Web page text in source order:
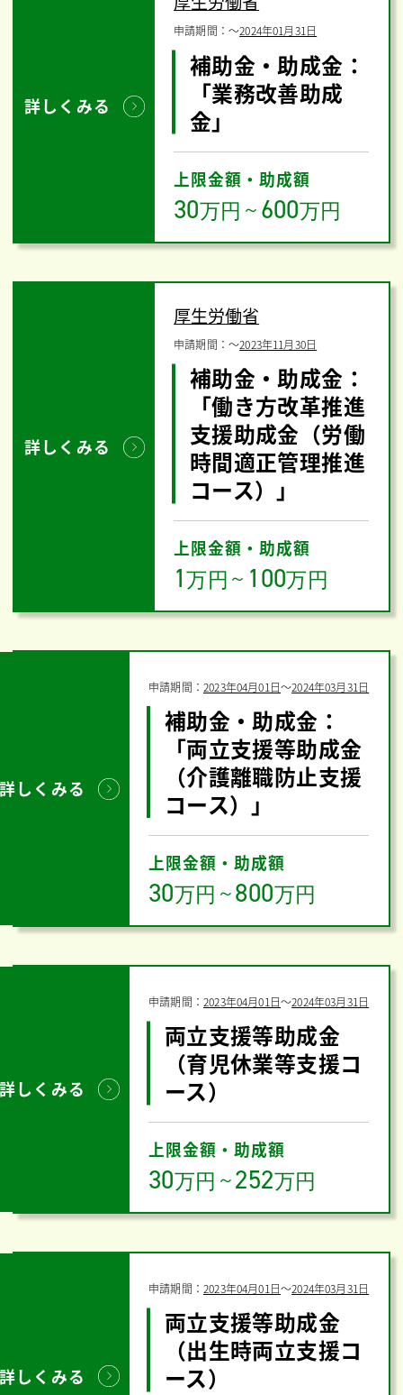
詳しくみる
申請期間：〜2024年01月31日
補助金・助成金：
「業務改善助成
金」
上限金額・助成額
30万円 ～ 600万円
詳しくみる
厚生労働省
申請期間：〜2023年11月30日
補助金・助成金：
「働き方改革推進
支援助成金（労働
時間適正管理推進
コース）」
上限金額・助成額
1万円 ～ 100万円
詳しくみる
申請期間：2023年04月01日〜2024年03月31日
補助金・助成金：
「両立支援等助成金
（介護離職防止支援
コース）」
上限金額・助成額
30万円 ～800万円
詳しくみる
申請期間：2023年04月01日〜2024年03月31日
両立支援等助成金
（育児休業等支援コ
ース）
上限金額・助成額
30万円 ～252万円
詳しくみる
申請期間：2023年04月01日〜2024年03月31日
両立支援等助成金
（出生時両立支援コ
ース）